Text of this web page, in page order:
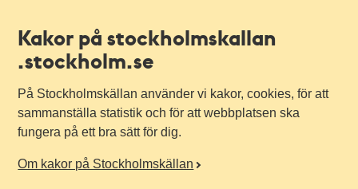
Kakor på stockholmskallan
.stockholm.se
På Stockholmskällan använder vi kakor, cookies, för att
sammanställa statistik och för att webbplatsen ska
fungera på ett bra sätt för dig.
Om kakor på Stockholmskällan